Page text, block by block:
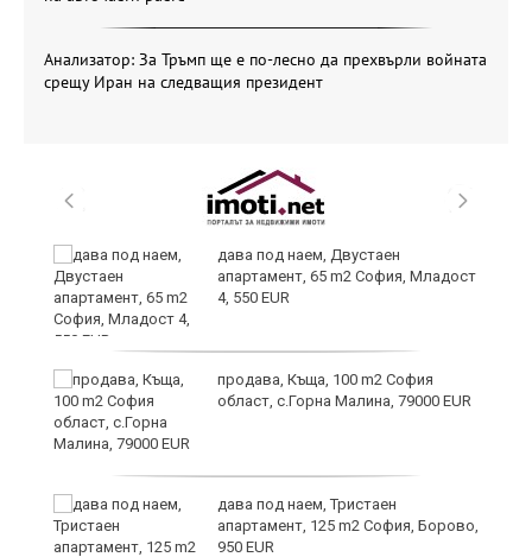
Анализатор: За Тръмп ще е по-лесно да прехвърли войната
срещу Иран на следващия президент
дава под наем, Двустаен
апартамент, 65 m2 София, Младост
4, 550 EUR
продава, Къща, 100 m2 София
област, с.Горна Малина, 79000 EUR
дава под наем, Тристаен
апартамент, 125 m2 София, Борово,
950 EUR